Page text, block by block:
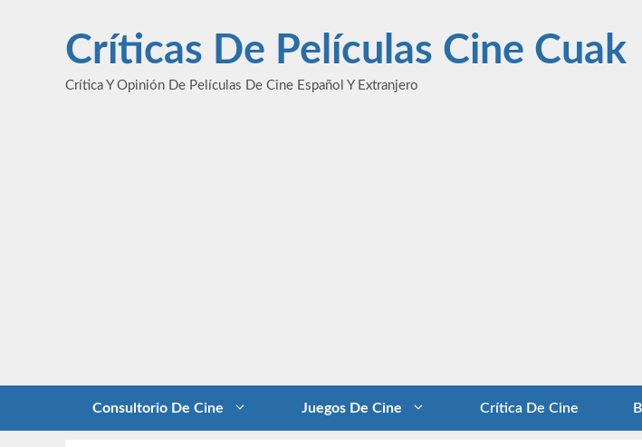
contenidoCríticas De Películas Cine Cuak
Crítica Y Opinión De Películas De Cine Español Y Extranjero
Consultorio De Cine Juegos De Cine Crítica De Cine